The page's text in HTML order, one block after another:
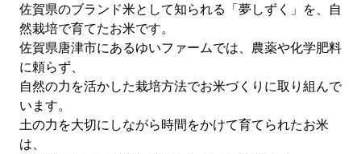
佐賀県のブランド米として知られる「夢しずく」を、自
然栽培で育てたお米です。
佐賀県唐津市にあるゆいファームでは、農薬や化学肥料
に頼らず、
自然の力を活かした栽培方法でお米づくりに取り組んで
います。
土の力を大切にしながら時間をかけて育てられたお米
は、